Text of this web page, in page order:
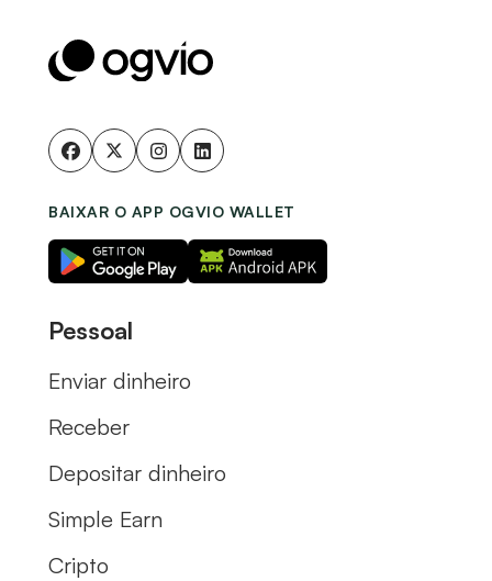
BAIXAR O APP OGVIO WALLET
Pessoal
Enviar dinheiro
Receber
Depositar dinheiro
Simple Earn
Cripto